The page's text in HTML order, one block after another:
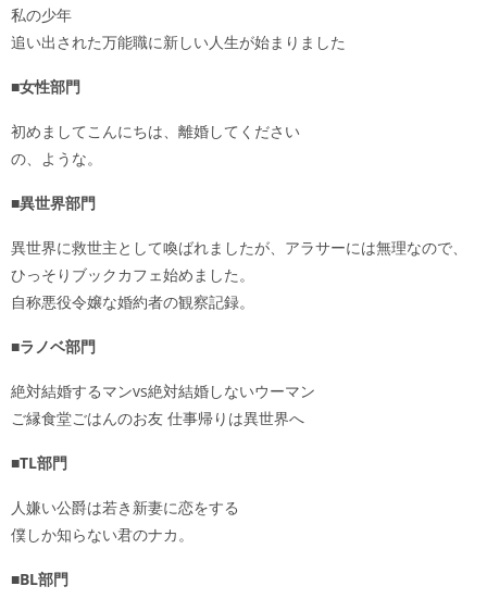
私の少年
追い出された万能職に新しい人生が始まりました
■女性部門
初めましてこんにちは、離婚してください
の、ような。
■異世界部門
異世界に救世主として喚ばれましたが、アラサーには無理なので、
ひっそりブックカフェ始めました。
自称悪役令嬢な婚約者の観察記録。
■ラノベ部門
絶対結婚するマンvs絶対結婚しないウーマン
ご縁食堂ごはんのお友 仕事帰りは異世界へ
■TL部門
人嫌い公爵は若き新妻に恋をする
僕しか知らない君のナカ。
■BL部門